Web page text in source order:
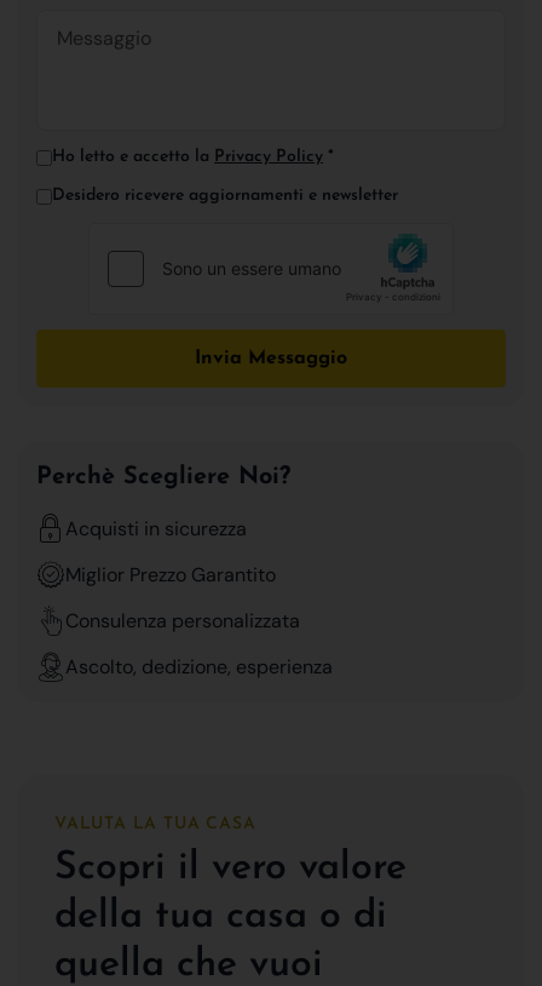
Ho letto e accetto la Privacy Policy *
Desidero ricevere aggiornamenti e newsletter
Invia Messaggio
Perchè Scegliere Noi?
Acquisti in sicurezza
Miglior Prezzo Garantito
Consulenza personalizzata
Ascolto, dedizione, esperienza
VALUTA LA TUA CASA
Scopri il vero valore
della tua casa o di
quella che vuoi